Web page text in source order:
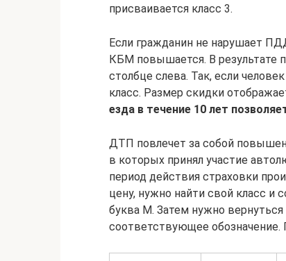
присваивается класс 3.
Если гражданин не нарушает
КБМ повышается. В результате
столбце слева. Так, если
класс. Размер скидки
езда в течение 10 лет
ДТП повлечет за собой
в которых принял участие
период действия страховки
цену, нужно найти свой класс и
буква М. Затем нужно
соответствующее обозначение.